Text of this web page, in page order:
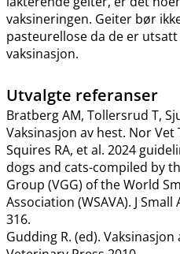
vaksineringen. Geiter bør
pasteurellose da de er
vaksinasjon.
Utvalgte referanser
Bratberg AM, Tollersrud T,
Vaksinasjon av hest. Nor Vet
Squires RA, et al. 2024
dogs and cats-compiled by
Group (VGG) of the World
Association (WSAVA). J
316.
Gudding R. (ed).